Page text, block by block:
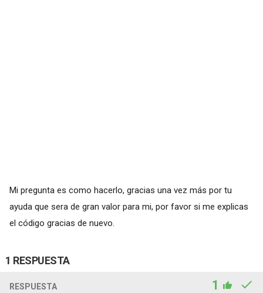
Mi pregunta es como hacerlo, gracias una vez más por tu
ayuda que sera de gran valor para mi, por favor si me explicas
el código gracias de nuevo.
1 RESPUESTA
RESPUESTA 1